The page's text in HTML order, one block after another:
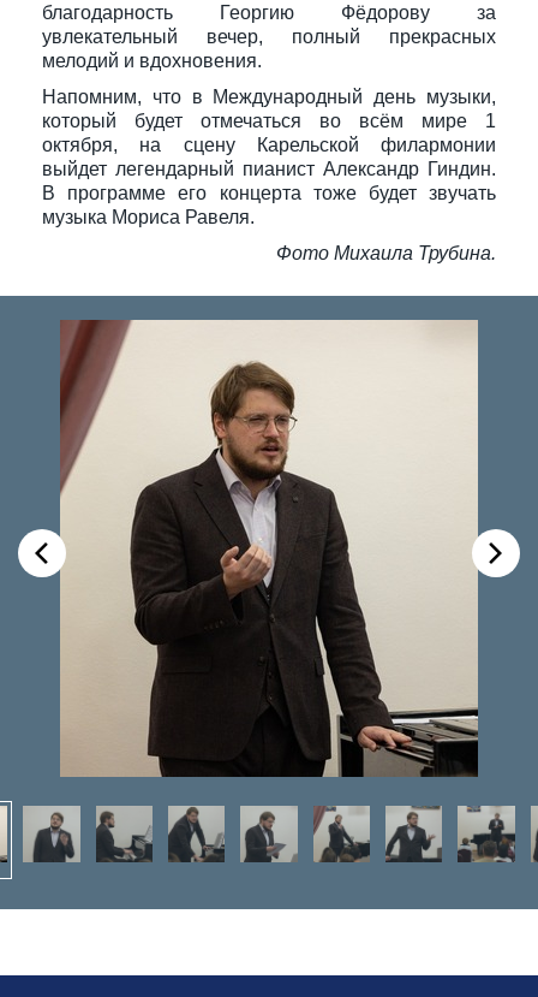
благодарность Георгию Фёдорову за
увлекательный вечер, полный прекрасных
мелодий и вдохновения.
Напомним, что в Международный день музыки,
который будет отмечаться во всём мире 1
октября, на сцену Карельской филармонии
выйдет легендарный пианист Александр Гиндин.
В программе его концерта тоже будет звучать
музыка Мориса Равеля.
Фото Михаила Трубина.